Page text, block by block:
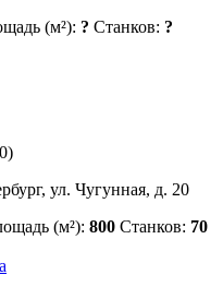
(м²): ? Станков: ?
ул. Чугунная, д. 20
(м²): 800 Станков: 70